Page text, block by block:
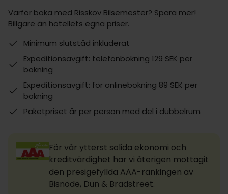
Varför boka med Risskov Bilsemester? Spara mer!
Billgare än hotellets egna priser.
Minimum slutstäd inkluderat
Expeditionsavgift: telefonbokning 129 SEK per
bokning
Expeditionsavgift: för onlinebokning 89 SEK per
bokning
Paketpriset är per person med del i dubbelrum
För vår ytterst solida ekonomi och
kreditvärdighet har vi återigen mottagit
den presigefyllda AAA-rankingen av
Bisnode, Dun & Bradstreet.